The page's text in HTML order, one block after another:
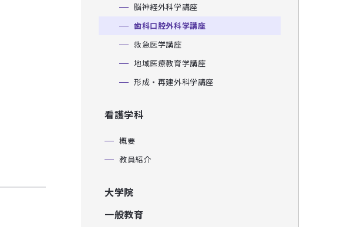
脳神経外科学講座
歯科口腔外科学講座
救急医学講座
地域医療教育学講座
形成・再建外科学講座
看護学科
概要
教員紹介
大学院
一般教育